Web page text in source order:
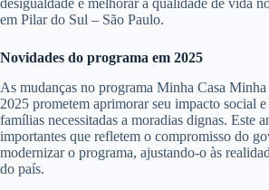
em Pilar do Sul – São Paulo.
Novidades do programa em 2025
As mudanças no programa Minha Casa
2025 prometem aprimorar seu impacto social
famílias necessitadas a moradias dignas. Este
importantes que refletem o compromisso do
modernizar o programa, ajustando-o às
do país.